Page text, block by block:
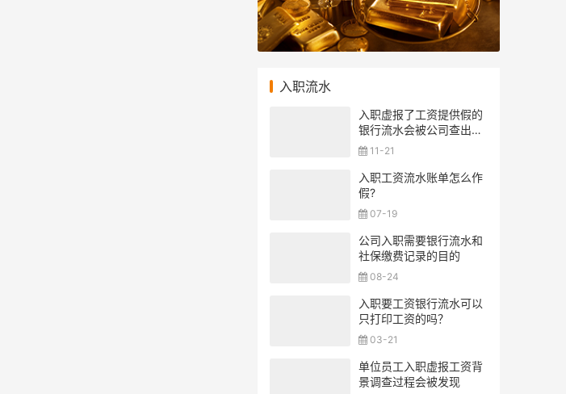
入职流水
入职虚报了工资提供假的
银行流水会被公司查出来
吗？11-21
入职工资流水账单怎么作
假?
07-19
公司入职需要银行流水和
社保缴费记录的目的
08-24
入职要工资银行流水可以
只打印工资的吗？
03-21
单位员工入职虚报工资背
景调查过程会被发现